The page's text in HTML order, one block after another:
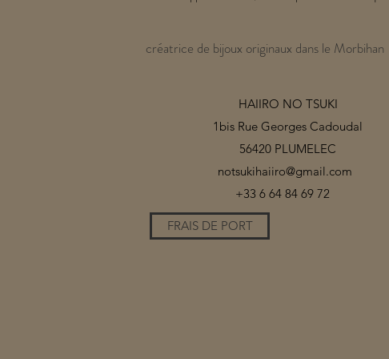
créatrice de bijoux originaux dans le Morbihan
HAIIRO NO TSUKI
1bis Rue Georges Cadoudal
56420 PLUMELEC
notsukihaiiro@gmail.com
+33 6 64 84 69 72
FRAIS DE PORT